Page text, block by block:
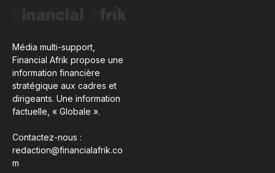
Média multi-support,
Financial Afrik propose une
information financière
stratégique aux cadres et
dirigeants. Une information
factuelle, « Globale ».
Contactez-nous :
redaction@financialafrik.co
m